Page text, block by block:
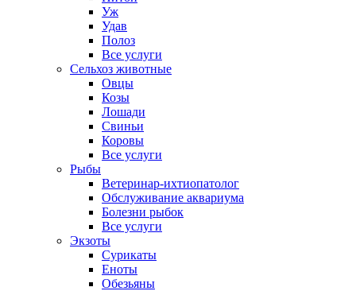
Уж
Удав
Полоз
Все услуги
Сельхоз животные
Овцы
Козы
Лошади
Свиньи
Коровы
Все услуги
Рыбы
Ветеринар-ихтиопатолог
Обслуживание аквариума
Болезни рыбок
Все услуги
Экзоты
Сурикаты
Еноты
Обезьяны